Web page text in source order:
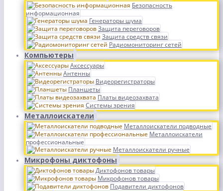
Безопасность
информационная
Генераторы шума
Защита переговоров
Защита средств связи
Радиомониторинг сетей
Компьютеры
Аксессуары
Антенны
Видеорегистраторы
Планшеты
Платы видеозахвата
Системы зрения
Металлоискатели
Металлоискатели подводные
Металлоискатели
профессиональные
Металлоискатели ручные
Микрофоны диктофоны
Диктофонов товары
Микрофонов товары
Подавители диктофонов